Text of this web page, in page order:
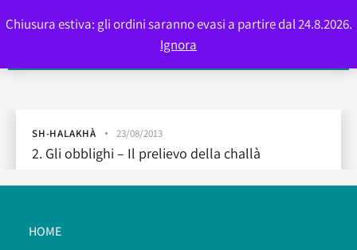
SH-HALAKHÀ 23/08/2013
2. Gli obblighi – Il prelievo della challà
HOME
Chiusura estiva: gli ordini saranno evasi a partire dal 24.8.2026.
Ignora